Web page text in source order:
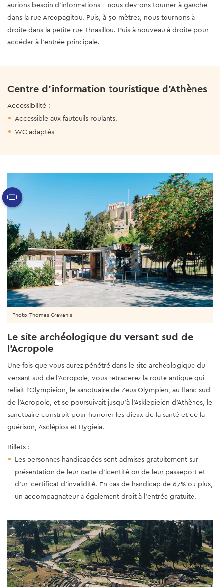
aurions besoin d'informations - nous devrons tourner à gauche
dans la rue Areopagitou. Puis, à 50 mètres, nous tournons à
droite dans la petite rue Thrasillou. Puis à nouveau à droite pour
accéder à l'entrée principale.
Centre d'information touristique d'Athènes
Accessibilité :
Accessible aux fauteuils roulants.
WC adaptés.
Le site archéologique du versant sud de
l'Acropole
Une fois que vous aurez pénétré dans le site archéologique du
versant sud de l'Acropole, vous retracerez la route antique qui
reliait l'Olympieion, le sanctuaire de Zeus Olympien, au flanc sud
de l'Acropole, et se poursuivait jusqu'à l'Asklepieion d'Athènes, le
sanctuaire construit pour honorer les dieux de la santé et de la
guérison, Asclépios et Hygieia.
Billets :
Les personnes handicapées sont admises gratuitement sur
présentation de leur carte d'identité ou de leur passeport et
d'un certificat d'invalidité. En cas de handicap de 67% ou plus,
un accompagnateur a également droit à l'entrée gratuite.
Photo: Thomas Gravanis